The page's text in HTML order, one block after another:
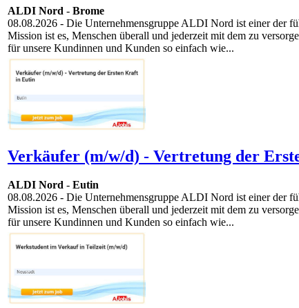
ALDI Nord - Brome
08.08.2026 - Die Unternehmensgruppe ALDI Nord ist einer der
Mission ist es, Menschen überall und jederzeit mit dem zu
für unsere Kundinnen und Kunden so einfach wie...
Verkäufer (m/w/d) - Vertretung der
ALDI Nord - Eutin
08.08.2026 - Die Unternehmensgruppe ALDI Nord ist einer der
Mission ist es, Menschen überall und jederzeit mit dem zu
für unsere Kundinnen und Kunden so einfach wie...